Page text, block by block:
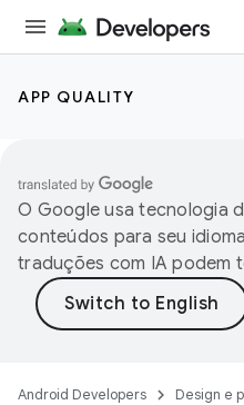
APP QUALITY
O Google usa tecnologia
conteúdos para seu
traduções com IA podem
Android Developers Design e